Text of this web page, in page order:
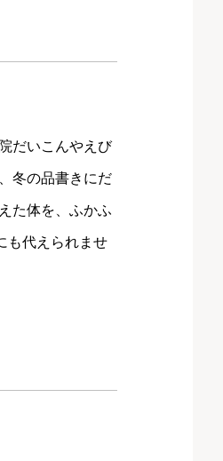
だいこんやえび
冬の品書きにだ
た体を、ふかふ
も代えられませ